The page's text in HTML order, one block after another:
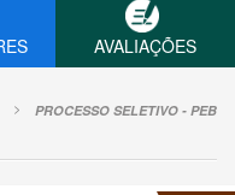
AVALIAÇÕES
PROCESSO SELETIVO - PEB